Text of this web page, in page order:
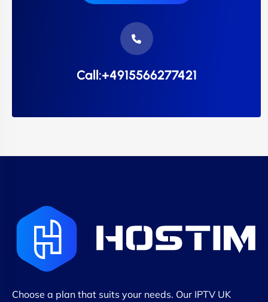
Call:+4915566277421
Choose a plan that suits your needs. Our IPTV UK